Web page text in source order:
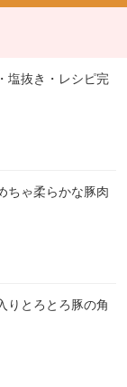
塩抜き・レシピ完
ちゃ柔らかな豚肉
りとろとろ豚の角